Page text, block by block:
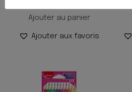
Ajouter au panier
Ajouter aux favoris